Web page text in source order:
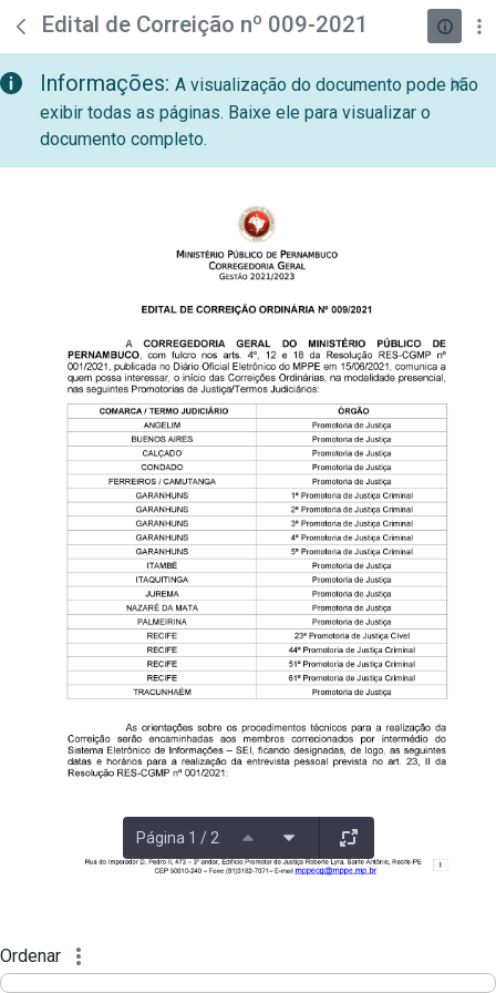
Pular para o Conteúdo principal
teste descricao
Edital de Correição nº 009-2021
Informações: A visualização do documento pode não
exibir todas as páginas. Baixe ele para visualizar o
documento completo.
Página 1 / 2
Ordenar